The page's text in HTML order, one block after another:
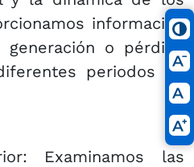
información
o pérdida
periodos de
Examinamos las